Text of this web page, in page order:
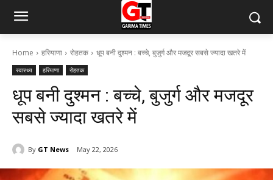
Home हरियाणा रोहतक धूप बनी दुश्मन : बच्चे, बुजुर्ग और मजदूर सबसे ज्यादा खतरे में
स्वास्थ्य हरियाणा रोहतक
धूप बनी दुश्मन : बच्चे, बुजुर्ग और मजदूर
सबसे ज्यादा खतरे में
By GT News May 22, 2026